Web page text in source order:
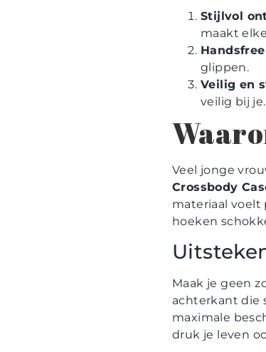
Stijlvol
maakt
glippen.
Veilig en
veilig bij je.
Veel jonge
Crossbody
materiaal voelt
hoeken
Maak je geen
achterkant die
maximale
druk je leven